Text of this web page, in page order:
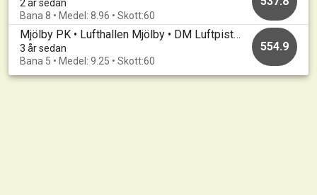
2 år sedan
Bana 8 • Medel: 8.96 • Skott:60
Mjölby PK • Lufthallen Mjölby • DM Luftpistol Ostergotland
3 år sedan
Bana 5 • Medel: 9.25 • Skott:60
554.9